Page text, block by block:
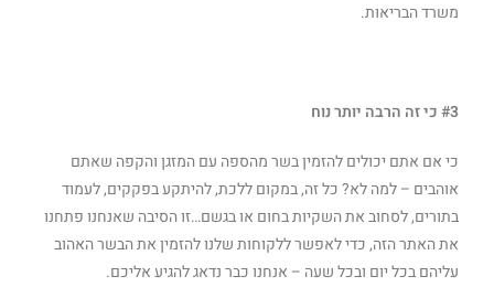
משרד הבריאות.
#3 כי זה הרבה יותר נוח
כי אם אתם יכולים להזמין בשר מהספה עם המזגן והקפה שאתם
אוהבים – למה לא? כל זה, במקום ללכת, להיתקע בפקקים, לעמוד
בתורים, לסחוב את השקיות בחום או בגשם…זו הסיבה שאנחנו פתחנו
את האתר הזה, כדי לאפשר ללקוחות שלנו להזמין את הבשר האהוב
עליהם בכל יום ובכל שעה – אנחנו כבר נדאג להגיע אליכם.